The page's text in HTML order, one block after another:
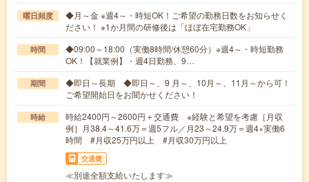
曜日頻度
◆月～金 ※週4～・時短OK！ご希望の勤務日数をお知らせく
ださい！ ※1か月間の研修後は「ほぼ在宅勤務OK」
時間
◆09:00～18:00（実働8時間/休憩60分）※週4～・時短勤務
OK！【就業例】・週4日勤務、9…
期間
◆即日～長期 ◆即日～、9 月～、10月～、11月～から可！
ご希望開始日をお聞かせください！
時給
時給2400円～2600円＋交通費 ※経験と希望を考慮［月収
例］月38.4～41.6万＝週5フル／月23～24.9万＝週4×実働6
時間 #月収25万円以上 #月収30万円以上
交通費
≪別途全額支給いたします≫